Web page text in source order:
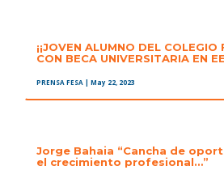
¡¡JOVEN ALUMNO DEL COLEGIO
CON BECA UNIVERSITARIA EN
PRENSA FESA | May 22, 2023
Jorge Bahaia “Cancha de
el crecimiento profesional…”